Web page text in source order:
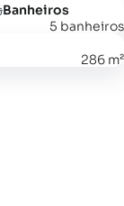
Banheiros
5 banheiros
286 m²